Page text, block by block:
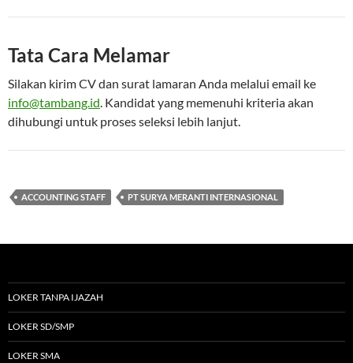
Tata Cara Melamar
Silakan kirim CV dan surat lamaran Anda melalui email ke
info@tambang.id. Kandidat yang memenuhi kriteria akan
dihubungi untuk proses seleksi lebih lanjut.
ACCOUNTING STAFF PT SURYA MERANTI INTERNASIONAL
LOKER TANPA IJAZAH
LOKER SD/SMP
LOKER SMA